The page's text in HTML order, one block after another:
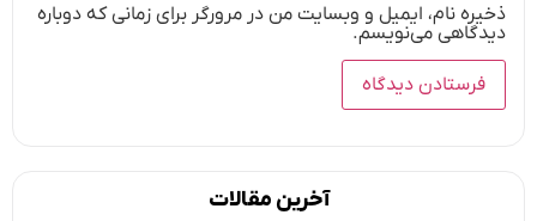
ذخیره نام، ایمیل و وبسایت من در مرورگر برای زمانی که دوباره
دیدگاهی می‌نویسم.
آخرین مقالات